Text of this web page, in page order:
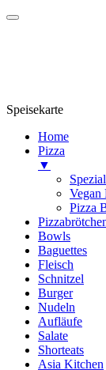
Speisekarte
Home
Pizza
▼
Vegan
Pizza
Bowls
Baguettes
Fleisch
Schnitzel
Burger
Nudeln
Aufläufe
Salate
Shorteats
Asia Kitchen